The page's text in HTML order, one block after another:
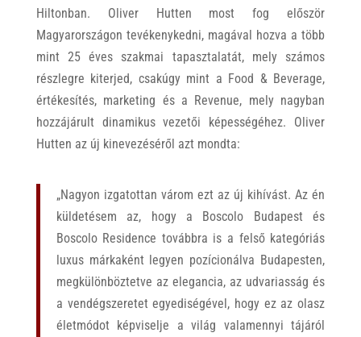
Hiltonban. Oliver Hutten most fog először
Magyarországon tevékenykedni, magával hozva a több
mint 25 éves szakmai tapasztalatát, mely számos
részlegre kiterjed, csakúgy mint a Food & Beverage,
értékesítés, marketing és a Revenue, mely nagyban
hozzájárult dinamikus vezetői képességéhez. Oliver
Hutten az új kinevezéséről azt mondta:
„Nagyon izgatottan várom ezt az új kihívást. Az én
küldetésem az, hogy a Boscolo Budapest és
Boscolo Residence továbbra is a felső kategóriás
luxus márkaként legyen pozícionálva Budapesten,
megkülönböztetve az elegancia, az udvariasság és
a vendégszeretet egyediségével, hogy ez az olasz
életmódot képviselje a világ valamennyi tájáról